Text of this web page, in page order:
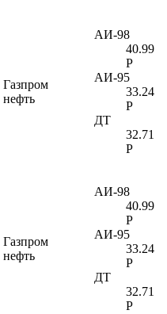
Газпром
нефть
АИ-98
40.99
Р
АИ-95
33.24
Р
ДТ
32.71
Р
Газпром
нефть
АИ-98
40.99
Р
АИ-95
33.24
Р
ДТ
32.71
Р